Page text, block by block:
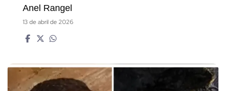
Anel Rangel
13 de abril de 2026